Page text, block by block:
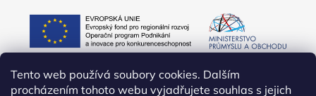
Tento web používá soubory cookies. Dalším
procházením tohoto webu vyjadřujete souhlas s jejich